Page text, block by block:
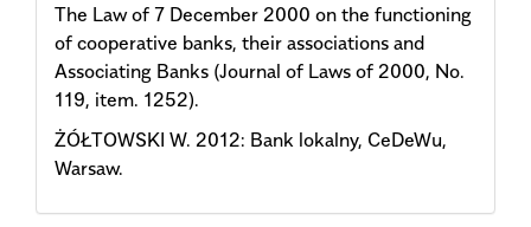
The Law of 7 December 2000 on the functioning
of cooperative banks, their associations and
Associating Banks (Journal of Laws of 2000, No.
119, item. 1252).
ŻÓŁTOWSKI W. 2012: Bank lokalny, CeDeWu,
Warsaw.